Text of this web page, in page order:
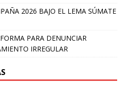
2026 BAJO EL LEMA SÚMATE
PARA DENUNCIAR
IRREGULAR